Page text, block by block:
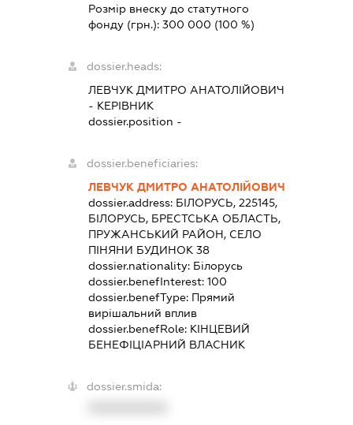
Розмір внеску до статутного
фонду (грн.): 300 000 (100 %)
dossier.heads:
ЛЕВЧУК ДМИТРО АНАТОЛІЙОВИЧ
- КЕРІВНИК
dossier.position -
dossier.beneficiaries:
ЛЕВЧУК ДМИТРО АНАТОЛІЙОВИЧ
dossier.address: БІЛОРУСЬ, 225145,
БІЛОРУСЬ, БРЕСТСЬКА ОБЛАСТЬ,
ПРУЖАНСЬКИЙ РАЙОН, СЕЛО
ПІНЯНИ БУДИНОК 38
dossier.nationality: Білорусь
dossier.benefInterest: 100
dossier.benefType: Прямий
вирішальний вплив
dossier.benefRole: КІНЦЕВИЙ
БЕНЕФІЦІАРНИЙ ВЛАСНИК
dossier.smida: